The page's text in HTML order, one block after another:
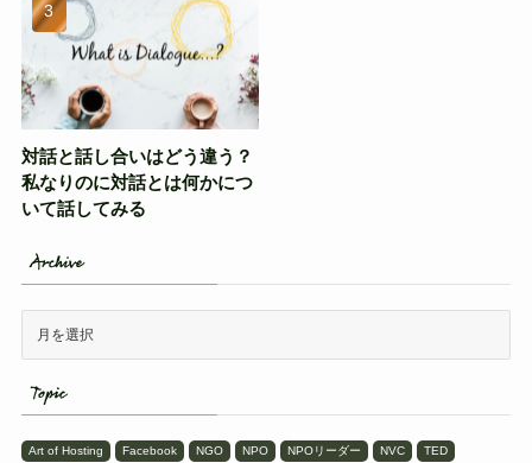
対話と話し合いはどう違う？
私なりのに対話とは何かにつ
いて話してみる
Archive
Topic
Art of Hosting Facebook NGO NPO NPOリーダー NVC
TED